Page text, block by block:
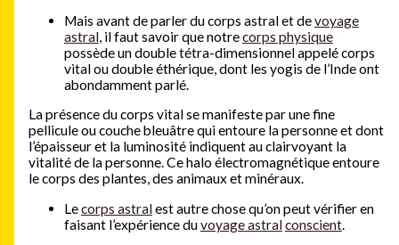
Mais avant de parler du corps astral et devoyage
astral, il faut savoir que notrecorps physique
possède un double tétra-dimensionnel appelé corps
vital ou double éthérique, dont les yogis de l’Inde ont
abondamment parlé.
La présence du corps vital se manifeste par une fine
pellicule ou couche bleuâtre qui entoure la personne et dont
l’épaisseur et la luminosité indiquent au clairvoyant la
vitalité de la personne. Ce halo électromagnétique entoure
le corps des plantes, des animaux et minéraux.
Lecorps astralest autre chose qu’on peut vérifier en
faisant l’expérience duvoyage astralconscient.